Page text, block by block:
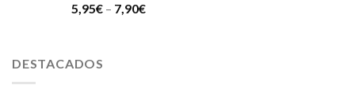
5,95€ – 7,90€
DESTACADOS